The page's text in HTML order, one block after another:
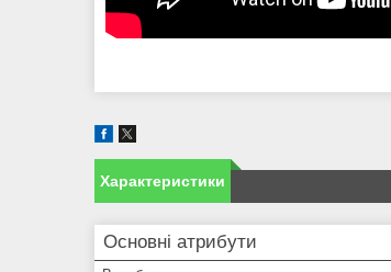
Характеристики
Основні атрибути